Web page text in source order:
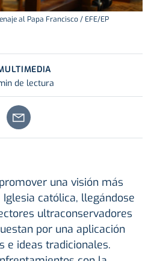
al Papa Francisco / EFE/EP
de lectura
una visión más
católica, llegándose
ultraconservadores
por una aplicación
e ideas tradicionales.